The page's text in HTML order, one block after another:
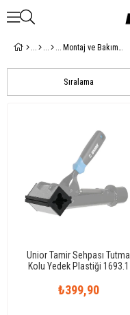
Montaj ve Bakım Standları
Sıralama
Unior Tamir Sehpası Tutma
Kolu Yedek Plastiği 1693.1
₺399,90